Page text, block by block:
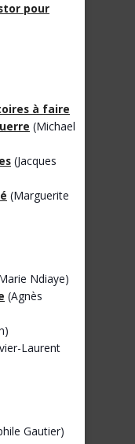
pour
à faire
(Michael
(Jacques
(Marguerite
Ndiaye)
(Agnès
Laurent
Gautier)